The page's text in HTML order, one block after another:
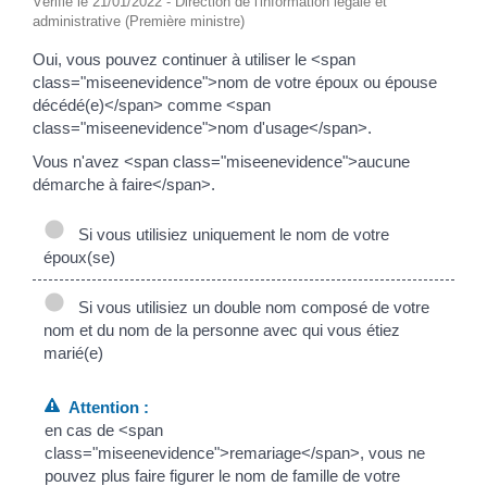
administrative (Première ministre)
Oui, vous pouvez continuer à utiliser le <span
class="miseenevidence">nom de votre époux ou épouse
décédé(e)</span> comme <span
class="miseenevidence">nom d'usage</span>.
Vous n'avez <span class="miseenevidence">aucune
démarche à faire</span>.
Si vous utilisiez uniquement le nom de votre
époux(se)
Si vous utilisiez un double nom composé de votre
nom et du nom de la personne avec qui vous étiez
marié(e)
Attention :
en cas de <span
class="miseenevidence">remariage</span>, vous ne
pouvez plus faire figurer le nom de famille de votre